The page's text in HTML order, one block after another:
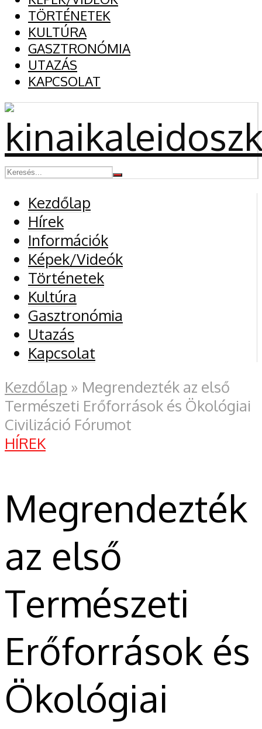
TÖRTÉNETEK
KULTÚRA
GASZTRONÓMIA
UTAZÁS
KAPCSOLAT
Kezdőlap
Hírek
Információk
Képek/Videók
Történetek
Kultúra
Gasztronómia
Utazás
Kapcsolat
Kezdőlap » Megrendezték az első
Természeti Erőforrások és Ökológiai
Civilizáció Fórumot
HÍREK
Megrendezték
az első
Természeti
Erőforrások és
Ökológiai